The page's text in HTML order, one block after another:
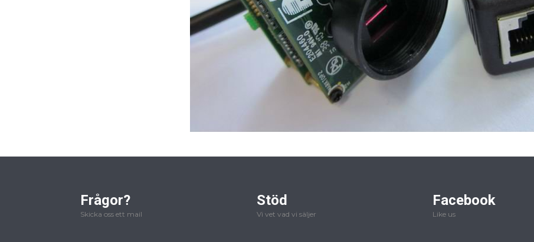
Frågor?
Skicka oss ett mail
Stöd
Vi vet vad vi säljer
Facebook
Like us